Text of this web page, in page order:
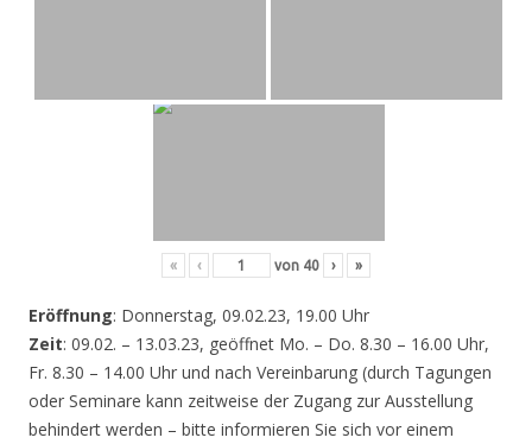
« ‹ von 40 › »
Eröffnung: Donnerstag, 09.02.23, 19.00 Uhr
Zeit: 09.02. – 13.03.23, geöffnet Mo. – Do. 8.30 – 16.00 Uhr,
Fr. 8.30 – 14.00 Uhr und nach Vereinbarung (durch Tagungen
oder Seminare kann zeitweise der Zugang zur Ausstellung
behindert werden – bitte informieren Sie sich vor einem